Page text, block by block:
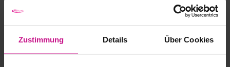
Zustimmung Details Über Cookies